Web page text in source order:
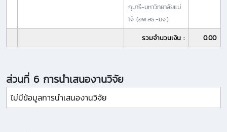
กุมารี-มหาวิทยาลัยแม่
โจ้ (อพ.สธ.-มจ.)
รวมจำนวนเงิน : 0.00
ส่วนที่ 6 การนำเสนองานวิจัย
ไม่มีข้อมูลการนำเสนองานวิจัย